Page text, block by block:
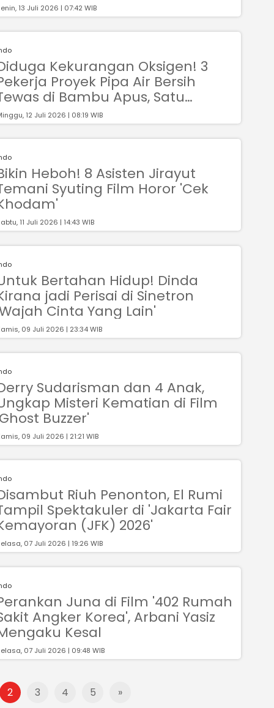
13 Juli 2026 | 07:42 WIB
Kekurangan Oksigen! 3
Proyek Pipa Air Bersih
di Bambu Apus, Satu
WN China
12 Juli 2026 | 08:19 WIB
Heboh! 8 Asisten Jirayut
Syuting Film Horor 'Cek
11 Juli 2026 | 14:43 WIB
Bertahan Hidup! Dinda
jadi Perisai di Sinetron
Cinta Yang Lain'
09 Juli 2026 | 23:34 WIB
Sudarisman dan 4 Anak,
Misteri Kematian di Film
Buzzer'
09 Juli 2026 | 21:21 WIB
Riuh Penonton, El Rumi
Spektakuler di 'Jakarta Fair
(JFK) 2026'
07 Juli 2026 | 19:26 WIB
Juna di Film '402 Rumah
Angker Korea', Arbani Yasiz
Kesal
07 Juli 2026 | 09:48 WIB
2 3 4 5 »